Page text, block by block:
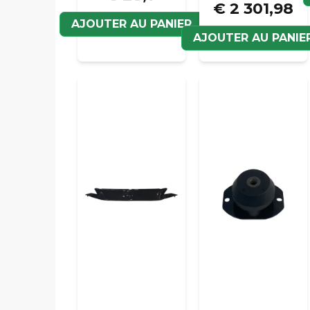
AJOUTER AU PANIER
€ 2 301,98
AJOUTER AU